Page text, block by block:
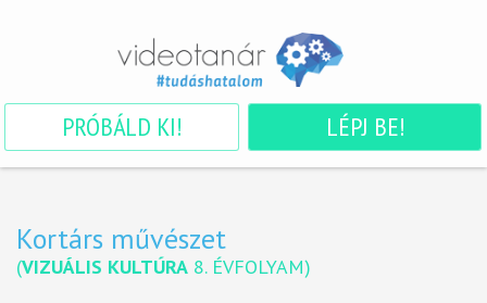
PRÓBÁLD KI! LÉPJ BE!
Kortárs művészet
(VIZUÁLIS KULTÚRA 8. ÉVFOLYAM)